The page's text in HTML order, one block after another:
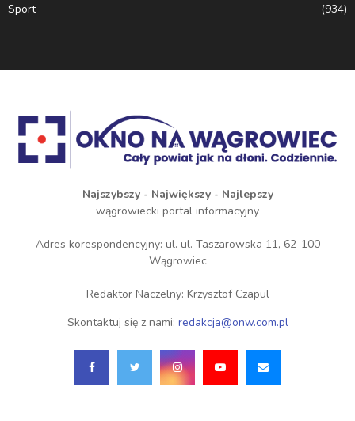
Sport
(934)
Najszybszy - Największy - Najlepszy
wągrowiecki portal informacyjny
Adres korespondencyjny: ul. ul. Taszarowska 11, 62-100
Wągrowiec
Redaktor Naczelny: Krzysztof Czapul
Skontaktuj się z nami: redakcja@onw.com.pl